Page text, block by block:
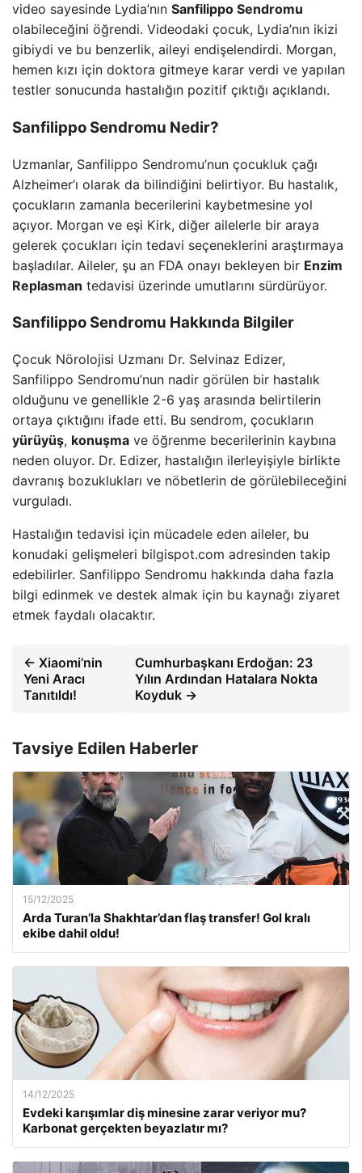
video sayesinde Lydia’nın Sanfilippo Sendromu
olabileceğini öğrendi. Videodaki çocuk, Lydia’nın ikizi
gibiydi ve bu benzerlik, aileyi endişelendirdi. Morgan,
hemen kızı için doktora gitmeye karar verdi ve yapılan
testler sonucunda hastalığın pozitif çıktığı açıklandı.
Sanfilippo Sendromu Nedir?
Uzmanlar, Sanfilippo Sendromu’nun çocukluk çağı
Alzheimer’ı olarak da bilindiğini belirtiyor. Bu hastalık,
çocukların zamanla becerilerini kaybetmesine yol
açıyor. Morgan ve eşi Kirk, diğer ailelerle bir araya
gelerek çocukları için tedavi seçeneklerini araştırmaya
başladılar. Aileler, şu an FDA onayı bekleyen bir Enzim
Replasman tedavisi üzerinde umutlarını sürdürüyor.
Sanfilippo Sendromu Hakkında Bilgiler
Çocuk Nörolojisi Uzmanı Dr. Selvinaz Edizer,
Sanfilippo Sendromu’nun nadir görülen bir hastalık
olduğunu ve genellikle 2-6 yaş arasında belirtilerin
ortaya çıktığını ifade etti. Bu sendrom, çocukların
yürüyüş, konuşma ve öğrenme becerilerinin kaybına
neden oluyor. Dr. Edizer, hastalığın ilerleyişiyle birlikte
davranış bozuklukları ve nöbetlerin de görülebileceğini
vurguladı.
Hastalığın tedavisi için mücadele eden aileler, bu
konudaki gelişmeleri bilgispot.com adresinden takip
edebilirler. Sanfilippo Sendromu hakkında daha fazla
bilgi edinmek ve destek almak için bu kaynağı ziyaret
etmek faydalı olacaktır.
← Xiaomi’nin
Yeni Aracı
Tanıtıldı!
Cumhurbaşkanı Erdoğan: 23
Yılın Ardından Hatalara Nokta
Koyduk →
Tavsiye Edilen Haberler
15/12/2025
Arda Turan’la Shakhtar’dan flaş transfer! Gol kralı
ekibe dahil oldu!
14/12/2025
Evdeki karışımlar diş minesine zarar veriyor mu?
Karbonat gerçekten beyazlatır mı?